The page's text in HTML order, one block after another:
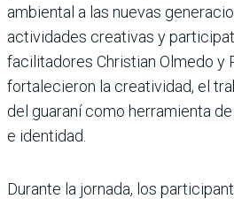
ambiental a las nuevas
actividades creativas y
facilitadores Christian Olmedo y
fortalecieron la creatividad, el
del guaraní como herramienta
e identidad.
Durante la jornada, los